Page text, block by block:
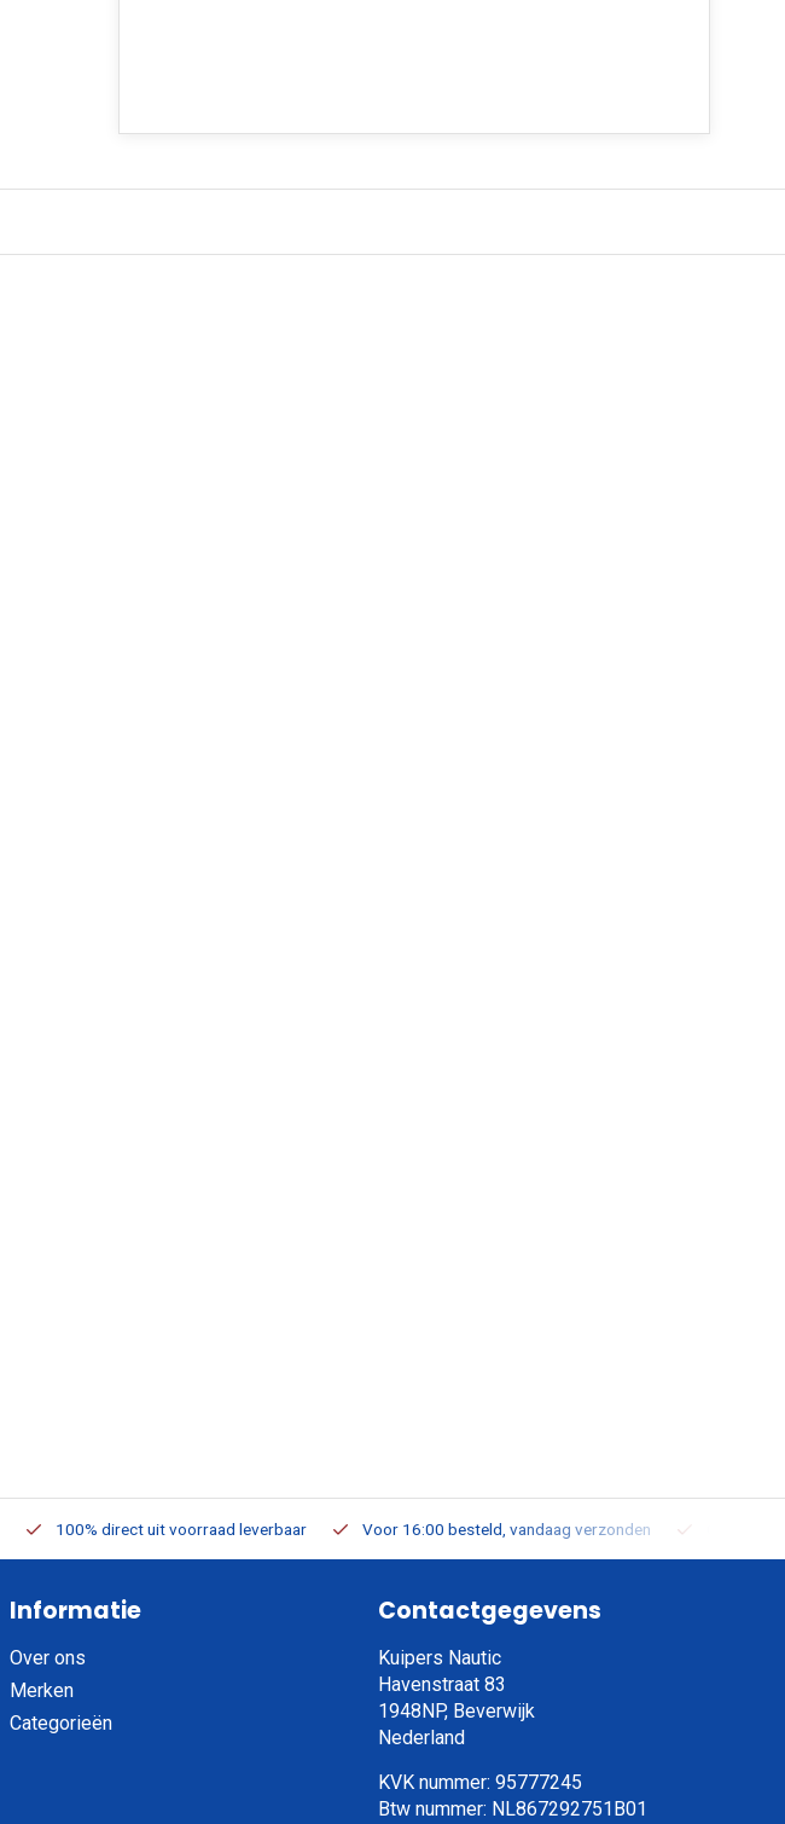
100% direct uit voorraad leverbaar Voor 16:00 besteld, vandaag verzonden
Informatie
Over ons
Merken
Categorieën
Contactgegevens
Kuipers Nautic
Havenstraat 83
1948NP, Beverwijk
Nederland
KVK nummer: 95777245
Btw nummer: NL867292751B01